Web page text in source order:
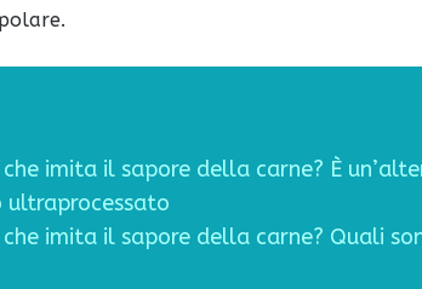
imita il sapore della carne? È
imita il sapore della carne? Quali